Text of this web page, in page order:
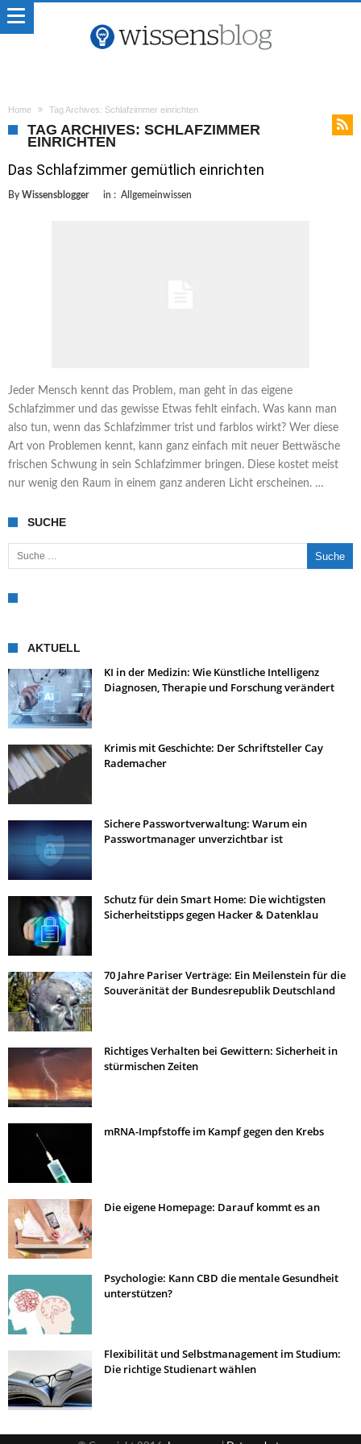
Home Tag Archives: Schlafzimmer einrichten
TAG ARCHIVES: SCHLAFZIMMER
EINRICHTEN
Das Schlafzimmer gemütlich einrichten
By Wissensblogger in : Allgemeinwissen
Jeder Mensch kennt das Problem, man geht in das eigene
Schlafzimmer und das gewisse Etwas fehlt einfach. Was kann man
also tun, wenn das Schlafzimmer trist und farblos wirkt? Wer diese
Art von Problemen kennt, kann ganz einfach mit neuer Bettwäsche
frischen Schwung in sein Schlafzimmer bringen. Diese kostet meist
nur wenig den Raum in einem ganz anderen Licht erscheinen. …
SUCHE
Suche nach:
AKTUELL
KI in der Medizin: Wie Künstliche Intelligenz
Diagnosen, Therapie und Forschung verändert
Krimis mit Geschichte: Der Schriftsteller Cay
Rademacher
Sichere Passwortverwaltung: Warum ein
Passwortmanager unverzichtbar ist
Schutz für dein Smart Home: Die wichtigsten
Sicherheitstipps gegen Hacker & Datenklau
70 Jahre Pariser Verträge: Ein Meilenstein für die
Souveränität der Bundesrepublik Deutschland
Richtiges Verhalten bei Gewittern: Sicherheit in
stürmischen Zeiten
mRNA-Impfstoffe im Kampf gegen den Krebs
Die eigene Homepage: Darauf kommt es an
Psychologie: Kann CBD die mentale Gesundheit
unterstützen?
Flexibilität und Selbstmanagement im Studium:
Die richtige Studienart wählen